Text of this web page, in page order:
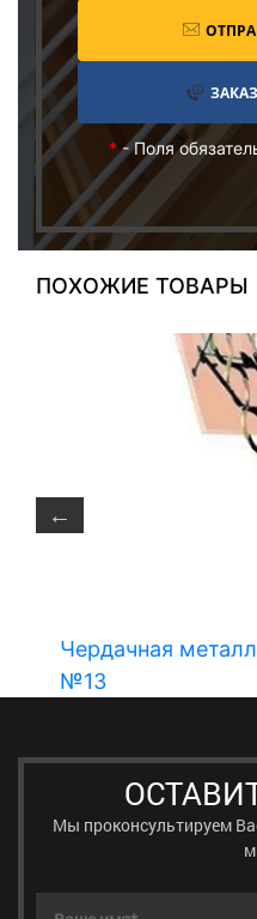
*- Поля
ПОХОЖИЕ ТОВАРЫ
Чердачная
№13
Мы проконсультируем